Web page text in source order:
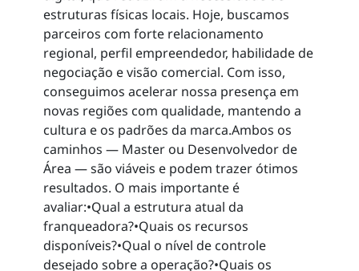
estruturas físicas locais. Hoje, buscamos
parceiros com forte relacionamento
regional, perfil empreendedor, habilidade de
negociação e visão comercial. Com isso,
conseguimos acelerar nossa presença em
novas regiões com qualidade, mantendo a
cultura e os padrões da marca.Ambos os
caminhos — Master ou Desenvolvedor de
Área — são viáveis e podem trazer ótimos
resultados. O mais importante é
avaliar:•Qual a estrutura atual da
franqueadora?•Quais os recursos
disponíveis?•Qual o nível de controle
desejado sobre a operação?•Quais os